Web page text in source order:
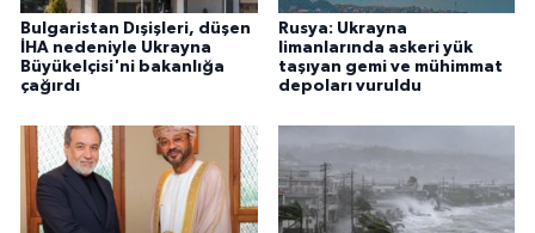
Bulgaristan Dışişleri, düşen
İHA nedeniyle Ukrayna
Büyükelçisi'ni bakanlığa
çağırdı
Rusya: Ukrayna
limanlarında askeri yük
taşıyan gemi ve mühimmat
depoları vuruldu